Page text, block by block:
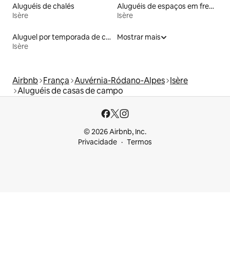
Aluguéis de chalés
Isère
Aluguéis de espaços em frente à praia
Isère
Aluguel por temporada de casas de veraneio
Isère
Mostrar mais
Airbnb França Auvérnia-Ródano-Alpes Isère
Aluguéis de casas de campo
© 2026 Airbnb, Inc.
Privacidade
Termos